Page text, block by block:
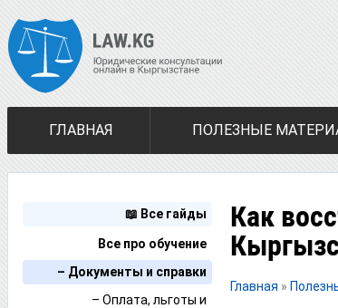
ГЛАВНАЯ ПОЛЕЗНЫЕ
📖 Все гайды
Все про обучение
– Документы и справки
– Оплата, льготы и
Как
Главная »